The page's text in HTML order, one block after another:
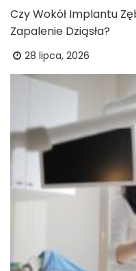
Czy Wokół Implantu
Zapalenie Dziąsła?
28 lipca, 2026